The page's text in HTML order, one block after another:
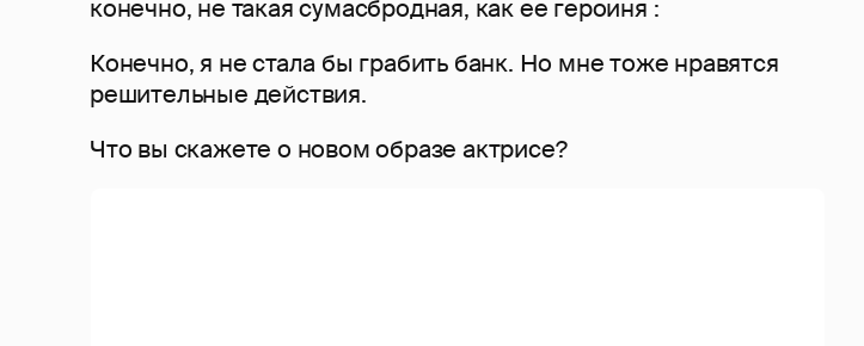
конечно, не такая сумасбродная, как ее героиня :
Конечно, я не стала бы грабить банк. Но мне тоже нравятся
решительные действия.
Что вы скажете о новом образе актрисе?